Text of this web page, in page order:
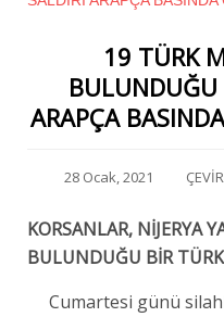
19 TÜRK
BULUNDUĞU
ARAPÇA
28 Ocak, 2021
KORSANLAR, NİJERYA
BULUNDUĞU BİR
Cumartesi günü